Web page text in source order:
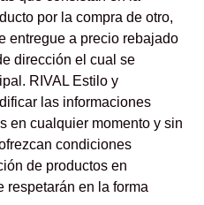
por la compra de otro,
entregue a precio rebajado
dirección el cual se
RIVAL Estilo y
las informaciones
en cualquier momento y sin
condiciones
de productos en
respetarán en la forma